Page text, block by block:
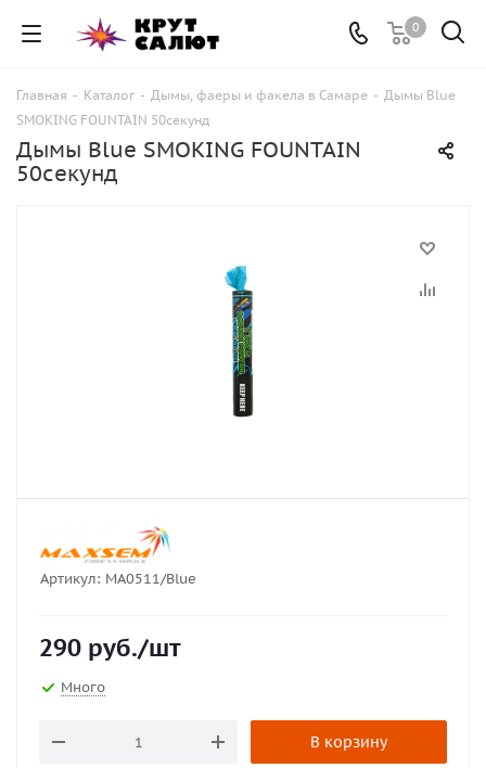
0
Главная - Каталог - Дымы, фаеры и факела в Самаре - Дымы Blue
SMOKING FOUNTAIN 50секунд
Дымы Blue SMOKING FOUNTAIN
50секунд
Артикул: MA0511/Blue
290 руб./шт
Много
В корзину